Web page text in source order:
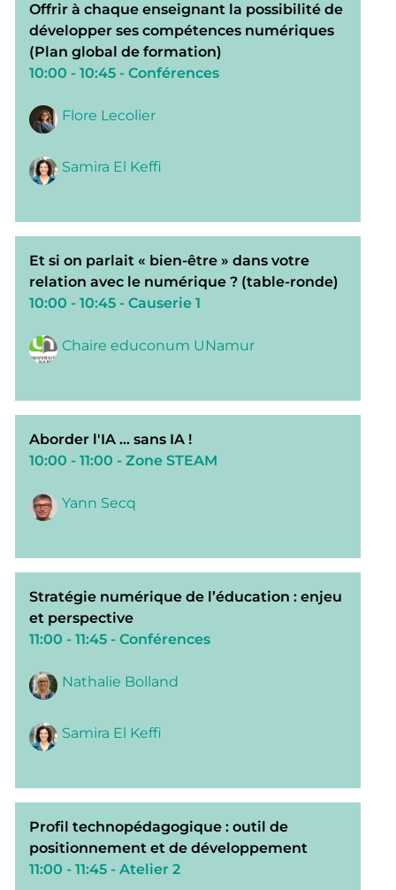
Offrir à chaque enseignant la possibilité de
développer ses compétences numériques
(Plan global de formation)
10:00 - 10:45 - Conférences
Flore Lecolier
Samira El Keffi
Et si on parlait « bien-être » dans votre
relation avec le numérique ? (table-ronde)
10:00 - 10:45 - Causerie 1
Chaire educonum UNamur
Aborder l'IA ... sans IA !
10:00 - 11:00 - Zone STEAM
Yann Secq
Stratégie numérique de l’éducation : enjeu
et perspective
11:00 - 11:45 - Conférences
Nathalie Bolland
Samira El Keffi
Profil technopédagogique : outil de
positionnement et de développement
11:00 - 11:45 - Atelier 2